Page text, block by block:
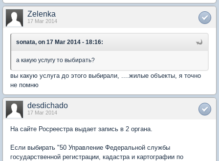
Zelenka
17 Mar 2014
sonata, on 17 Mar 2014 - 18:16:
а какую услугу то выбирать?
вы какую услуга до этого выбирали, ....жилые объекты, я точно
не помню
desdichado
17 Mar 2014
На сайте Росреестра выдает запись в 2 органа.
Если выбирать "50 Управление Федеральной службы
государственной регистрации, кадастра и картографии по